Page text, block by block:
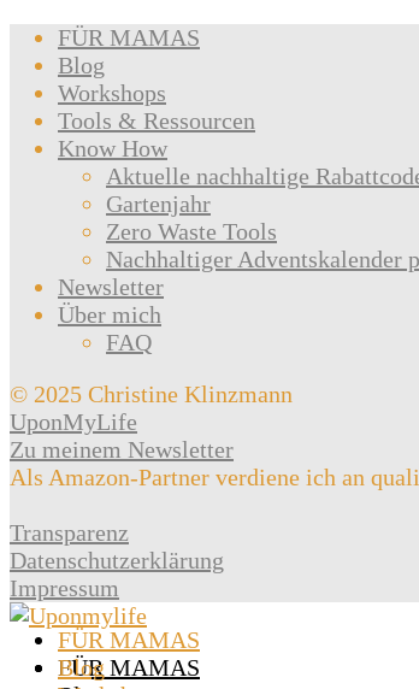
FÜR MAMAS
Blog
Workshops
Tools & Ressourcen
Know How
Aktuelle nachhaltige
Gartenjahr
Zero Waste Tools
Nachhaltiger Adventskalender
Newsletter
Über mich
FAQ
© 2025 Christine Klinzmann
UponMyLife
Zu meinem Newsletter
Als Amazon-Partner verdiene ich an
Transparenz
Datenschutzerklärung
Impressum
FÜR MAMAS
Blog
FÜR MAMAS